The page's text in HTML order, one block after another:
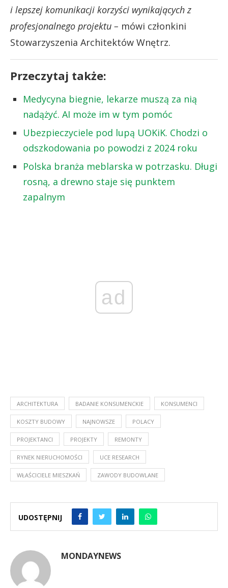
i lepszej komunikacji korzyści wynikających z
profesjonalnego projektu – mówi członkini
Stowarzyszenia Architektów Wnętrz.
Przeczytaj także:
Medycyna biegnie, lekarze muszą za nią
nadążyć. AI może im w tym pomóc
Ubezpieczyciele pod lupą UOKiK. Chodzi o
odszkodowania po powodzi z 2024 roku
Polska branża meblarska w potrzasku. Długi
rosną, a drewno staje się punktem
zapalnym
ad
ARCHITEKTURA BADANIE KONSUMENCKIE KONSUMENCI
KOSZTY BUDOWY NAJNOWSZE POLACY
PROJEKTANCI PROJEKTY REMONTY
RYNEK NIERUCHOMOŚCI UCE RESEARCH
WŁAŚCICIELE MIESZKAŃ ZAWODY BUDOWLANE
UDOSTĘPNIJ
MONDAYNEWS